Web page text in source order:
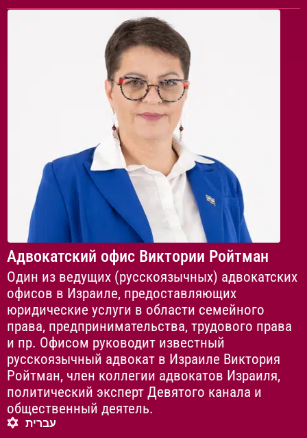
Адвокатский офис Виктории Ройтман
Один из ведущих (русскоязычных) адвокатских
офисов в Израиле, предоставляющих
юридические услуги в области семейного
права, предпринимательства, трудового права
и пр. Офисом руководит известный
русскоязычный адвокат в Израиле Виктория
Ройтман, член коллегии адвокатов Израиля,
политический эксперт Девятого канала и
общественный деятель.
עברית